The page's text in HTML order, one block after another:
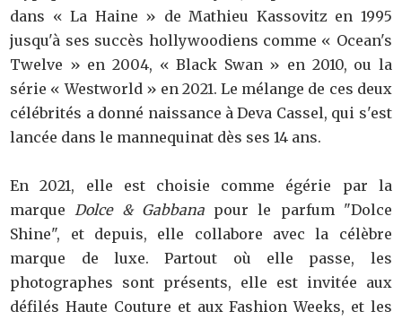
dans « La Haine » de Mathieu Kassovitz en 1995
jusqu'à ses succès hollywoodiens comme « Ocean's
Twelve » en 2004, « Black Swan » en 2010, ou la
série « Westworld » en 2021. Le mélange de ces deux
célébrités a donné naissance à Deva Cassel, qui s'est
lancée dans le mannequinat dès ses 14 ans.
En 2021, elle est choisie comme égérie par la
marque Dolce & Gabbanapour le parfum "Dolce
Shine", et depuis, elle collabore avec la célèbre
marque de luxe. Partout où elle passe, les
photographes sont présents, elle est invitée aux
défilés Haute Couture et aux Fashion Weeks, et les